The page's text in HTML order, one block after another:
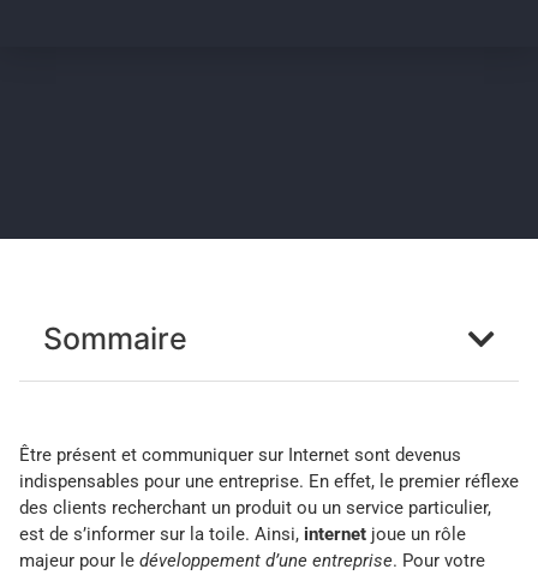
Sommaire
Être présent et communiquer sur Internet sont devenus
indispensables pour une entreprise. En effet, le premier réflexe
des clients recherchant un produit ou un service particulier,
est de s’informer sur la toile. Ainsi, internet joue un rôle
majeur pour le développement d’une entreprise. Pour votre